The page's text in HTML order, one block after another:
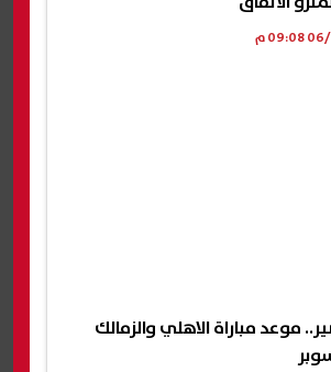
موعد مباراة الاهلي والزمالك